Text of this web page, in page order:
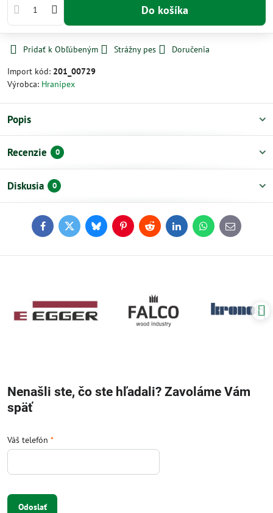
Do košíka
Pridať k Obľúbeným Strážny pes
Doručenia
Import kód: 201_00729
Výrobca: Hranipex
Popis
Recenzie 0
Diskusia 0
FacebookTwitterBlueskyPinterestReddit LinkedInWhatsApp
E-
mail
Nenašli ste, čo ste hľadali? Zavoláme Vám
späť
Váš telefón *
Odoslať